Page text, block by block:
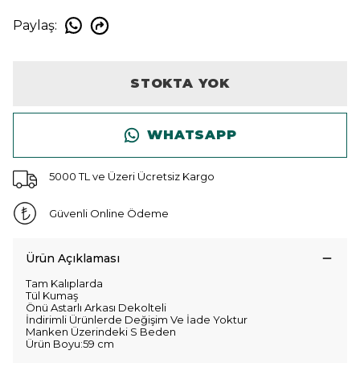
Paylaş:
STOKTA YOK
WHATSAPP
5000 TL ve Üzeri Ücretsiz Kargo
Güvenli Online Ödeme
Ürün Açıklaması
Tam Kalıplarda
Tül Kumaş
Önü Astarlı Arkası Dekolteli
İndirimli Ürünlerde Değişim Ve İade Yoktur
Manken Üzerindeki S Beden
Ürün Boyu:59 cm